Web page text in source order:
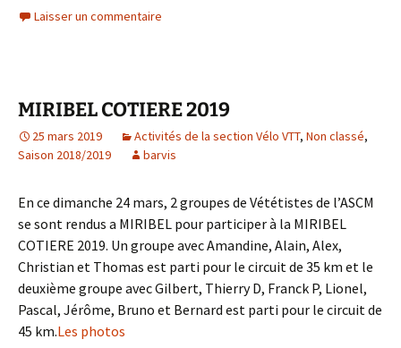
Laisser un commentaire
MIRIBEL COTIERE 2019
25 mars 2019 Activités de la section Vélo VTT, Non classé,
Saison 2018/2019
barvis
En ce dimanche 24 mars, 2 groupes de Vététistes de l’ASCM
se sont rendus a MIRIBEL pour participer à la MIRIBEL
COTIERE 2019. Un groupe avec Amandine, Alain, Alex,
Christian et Thomas est parti pour le circuit de 35 km et le
deuxième groupe avec Gilbert, Thierry D, Franck P, Lionel,
Pascal, Jérôme, Bruno et Bernard est parti pour le circuit de
45 km.Les photos